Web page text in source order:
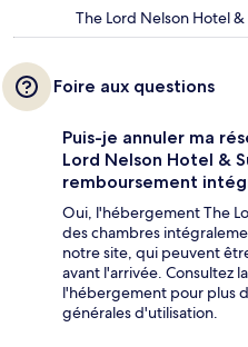
The Lord Nelson Hotel
Foire aux questions
Puis-je annuler ma
Lord Nelson Hotel &
remboursement
Oui, l'hébergement The
des chambres
notre site, qui peuvent
avant l'arrivée. Consultez
l'hébergement pour plus
générales d'utilisation.